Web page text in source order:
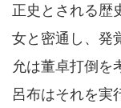
正史とされる歴
女と密通し、発
允は董卓打倒を
呂布はそれを実